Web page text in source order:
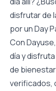
disfrutar de
por un Day
Con
día y
de
verificados,